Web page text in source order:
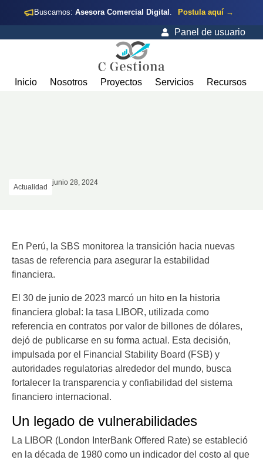
Buscamos: Asesora Comercial Digital . Postula aquí →
Panel de usuario
Inicio Nosotros Proyectos Servicios Recursos
Actualidad
junio 28, 2024
En Perú, la SBS monitorea la transición hacia nuevas
tasas de referencia para asegurar la estabilidad
financiera.
El 30 de junio de 2023 marcó un hito en la historia
financiera global: la tasa LIBOR, utilizada como
referencia en contratos por valor de billones de dólares,
dejó de publicarse en su forma actual. Esta decisión,
impulsada por el Financial Stability Board (FSB) y
autoridades regulatorias alrededor del mundo, busca
fortalecer la transparencia y confiabilidad del sistema
financiero internacional.
Un legado de vulnerabilidades
La LIBOR (London InterBank Offered Rate) se estableció
en la década de 1980 como un indicador del costo al que